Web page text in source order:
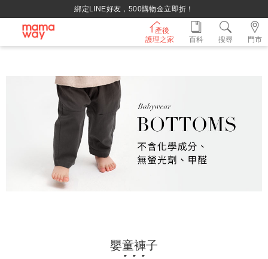
綁定LINE好友，500購物金立即折！
產後
護理之家
門市
百科 搜尋
嬰童褲子